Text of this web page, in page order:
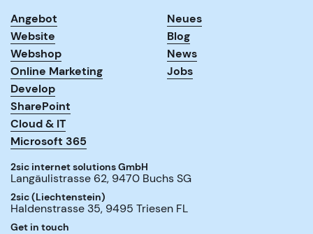
Angebot
Website
Webshop
Online Marketing
Develop
SharePoint
Cloud & IT
Microsoft 365
Neues
Blog
News
Jobs
2sic internet solutions GmbH
Langäulistrasse 62, 9470 Buchs SG
2sic (Liechtenstein)
Haldenstrasse 35, 9495 Triesen FL
Get in touch